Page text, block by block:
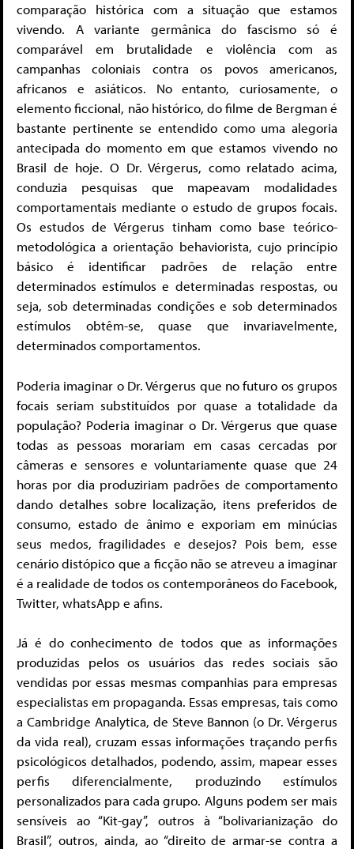
comparação histórica com a situação que estamos
vivendo. A variante germânica do fascismo só é
comparável em brutalidade e violência com as
campanhas coloniais contra os povos americanos,
africanos e asiáticos. No entanto, curiosamente, o
elemento ficcional, não histórico, do filme de Bergman é
bastante pertinente se entendido como uma alegoria
antecipada do momento em que estamos vivendo no
Brasil de hoje. O Dr. Vérgerus, como relatado acima,
conduzia pesquisas que mapeavam modalidades
comportamentais mediante o estudo de grupos focais.
Os estudos de Vérgerus tinham como base teórico-
metodológica a orientação behaviorista, cujo princípio
básico é identificar padrões de relação entre
determinados estímulos e determinadas respostas, ou
seja, sob determinadas condições e sob determinados
estímulos obtêm-se, quase que invariavelmente,
determinados comportamentos.
Poderia imaginar o Dr. Vérgerus que no futuro os grupos
focais seriam substituídos por quase a totalidade da
população? Poderia imaginar o Dr. Vérgerus que quase
todas as pessoas morariam em casas cercadas por
câmeras e sensores e voluntariamente quase que 24
horas por dia produziriam padrões de comportamento
dando detalhes sobre localização, itens preferidos de
consumo, estado de ânimo e exporiam em minúcias
seus medos, fragilidades e desejos? Pois bem, esse
cenário distópico que a ficção não se atreveu a imaginar
é a realidade de todos os contemporâneos do Facebook,
Twitter, whatsApp e afins.
Já é do conhecimento de todos que as informações
produzidas pelos os usuários das redes sociais são
vendidas por essas mesmas companhias para empresas
especialistas em propaganda. Essas empresas, tais como
a Cambridge Analytica, de Steve Bannon (o Dr. Vérgerus
da vida real), cruzam essas informações traçando perfis
psicológicos detalhados, podendo, assim, mapear esses
perfis diferencialmente, produzindo estímulos
personalizados para cada grupo. Alguns podem ser mais
sensíveis ao “Kit-gay”, outros à “bolivarianização do
Brasil”, outros, ainda, ao “direito de armar-se contra a